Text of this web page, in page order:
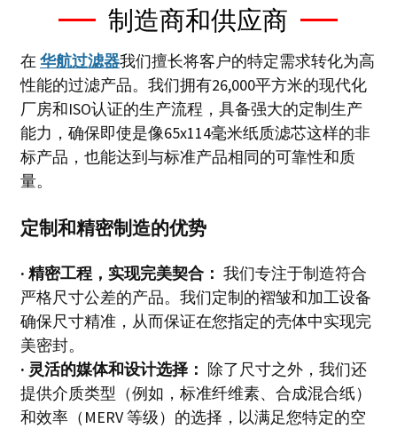
制造商和供应商
在 华航过滤器我们擅长将客户的特定需求转化为高
性能的过滤产品。我们拥有26,000平方米的现代化
厂房和ISO认证的生产流程，具备强大的定制生产
能力，确保即使是像65x114毫米纸质滤芯这样的非
标产品，也能达到与标准产品相同的可靠性和质
量。
定制和精密制造的优势
· 精密工程，实现完美契合： 我们专注于制造符合
严格尺寸公差的产品。我们定制的褶皱和加工设备
确保尺寸精准，从而保证在您指定的壳体中实现完
美密封。
· 灵活的媒体和设计选择： 除了尺寸之外，我们还
提供介质类型（例如，标准纤维素、合成混合纸）
和效率（MERV 等级）的选择，以满足您特定的空